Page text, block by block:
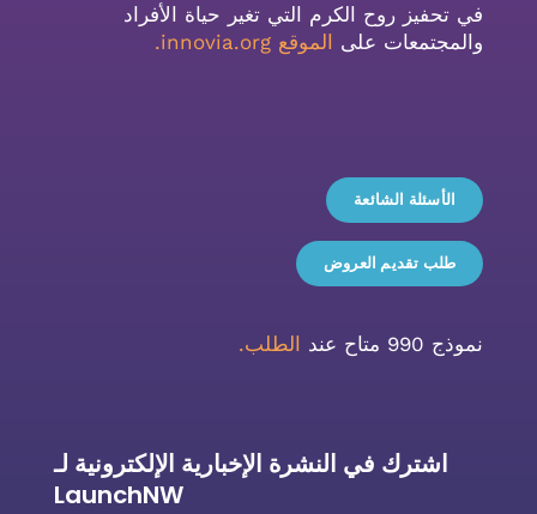
في تحفيز روح الكرم التي تغير حياة الأفراد
والمجتمعات على
الموقع innovia.org .
الأسئلة الشائعة
طلب تقديم العروض
نموذج 990 متاح عند الطلب.
اشترك في النشرة الإخبارية الإلكترونية لـ
LaunchNW